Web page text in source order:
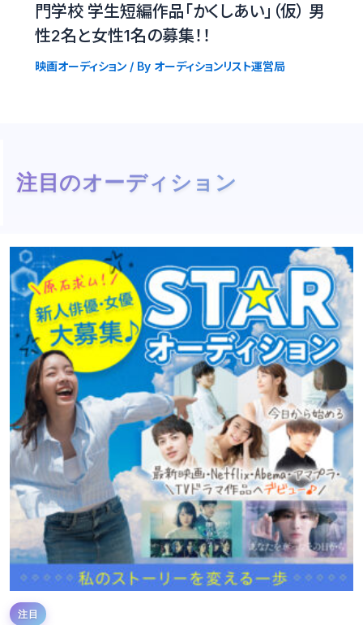
門学校 学生短編作品「かくしあい」（仮） 男
性2名と女性1名の募集！！
映画オーディション/ By オーディションリスト運営局
注目のオーディション
注目